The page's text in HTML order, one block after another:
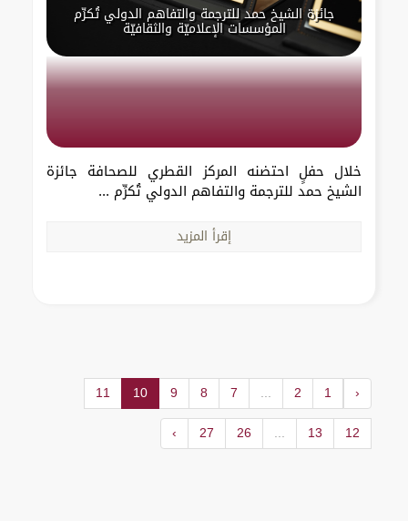
جائزة الشيخ حمد للترجمة والتفاهم الدولي تُكرِّم
المؤسسات الإعلاميّة والثقافيّة
خلال حفلٍ احتضنه المركز القطري للصحافة جائزة
الشيخ حمد للترجمة والتفاهم الدولي تُكرِّم ...
إقرأ المزيد
‹
1
2
...
7
8
9
10
11
12
13
...
26
27
›